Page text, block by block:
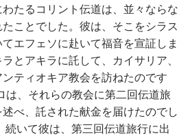
たるコリント伝道は、並々ならな
ことでした。彼は、そこをシラス
エフェソに赴いて福音を宣証しま
とアキラに託して、カイサリア、
ティオキア教会を訪ねたのです
は、それらの教会に第二回伝道旅
べ、託された献金を届けたのでし
いて彼は、第三回伝道旅行に出